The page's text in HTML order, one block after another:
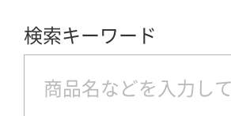
検索キーワード